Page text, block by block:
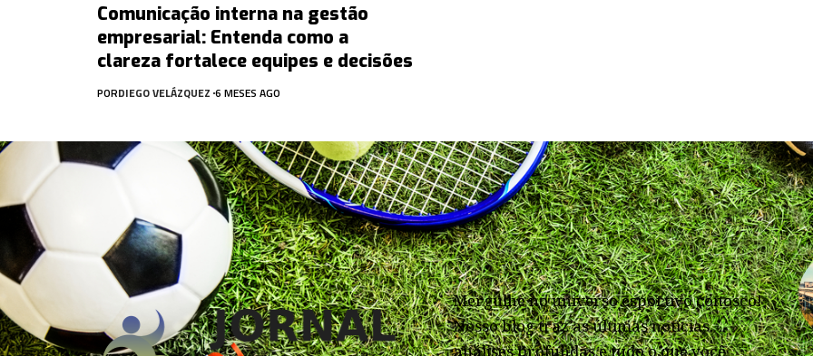
Comunicação interna na gestão
empresarial: Entenda como a
clareza fortalece equipes e decisões
PORDIEGO VELÁZQUEZ 6 MESES AGO
Mergulhe no universo esportivo conosco!
Nosso blog traz as últimas notícias,
análises profundas e tudo o que você